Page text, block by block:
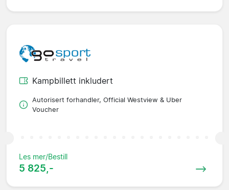
Kampbillett inkludert
Autorisert forhandler, Official Westview & Uber
Voucher
Les mer/Bestill
5 825,-